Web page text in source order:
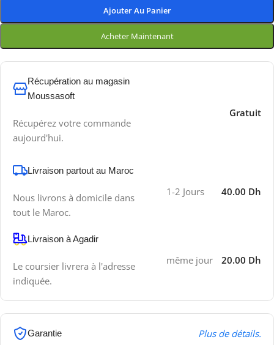
Ajouter Au Panier
Acheter Maintenant
Récupération au magasin
Moussasoft
Récupérez votre commande
aujourd'hui.
Gratuit
Livraison partout au Maroc
Nous livrons à domicile dans
tout le Maroc.
1-2 Jours 40.00 Dh
Livraison à Agadir
Le coursier livrera à l'adresse
indiquée.
même jour 20.00 Dh
Garantie Plus de détails.